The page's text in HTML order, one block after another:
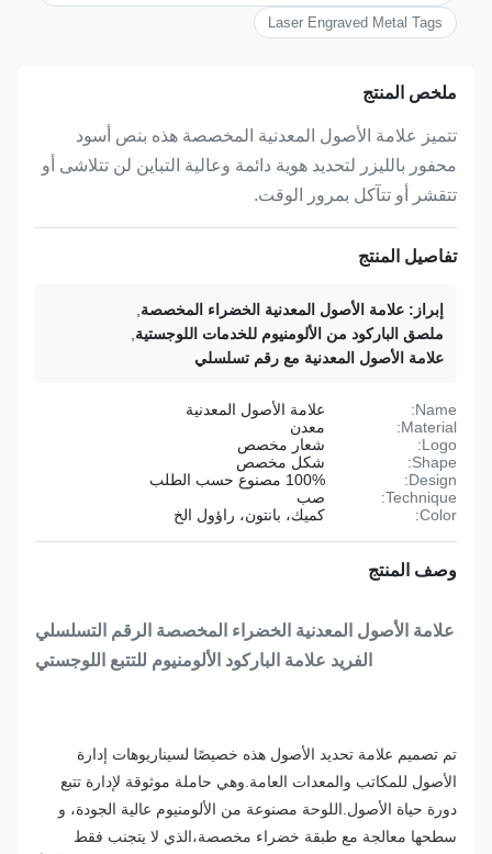
Laser Engraved Metal Tags
ملخص المنتج
تتميز علامة الأصول المعدنية المخصصة هذه بنص أسود
محفور بالليزر لتحديد هوية دائمة وعالية التباين لن تتلاشى أو
تتقشر أو تتآكل بمرور الوقت.
تفاصيل المنتج
علامة الأصول المعدنية الخضراء المخصصة,
ملصق الباركود من الألومنيوم للخدمات اللوجستية,
علامة الأصول المعدنية مع رقم تسلسلي
Name:
علامة الأصول المعدنية
Material:
شعار مخصص
Shape:
شكل مخصص
Design:
100% مصنوع حسب الطلب
Technique:
Color:
كميك، بانتون، راؤول الخ
وصف المنتج
علامة الأصول المعدنية الخضراء المخصصة الرقم التسلسلي
الفريد علامة الباركود الألومنيوم للتتبع اللوجستي
تم تصميم علامة تحديد الأصول هذه خصيصًا لسيناريوهات إدارة
الأصول للمكاتب والمعدات العامة.وهي حاملة موثوقة لإدارة تتبع
دورة حياة الأصول.اللوحة مصنوعة من الألومنيوم عالية الجودة، و
سطحها معالجة مع طبقة خضراء مخصصة،الذي لا يتجنب فقط